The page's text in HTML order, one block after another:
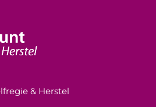
& Herstel